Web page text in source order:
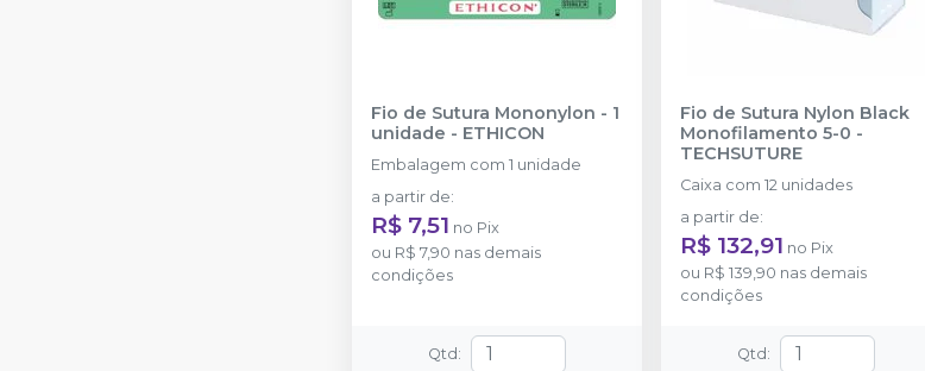
Fio de Sutura Mononylon - 1
unidade - ETHICON
Embalagem com 1 unidade
a partir de:
R$ 7,51 no Pix
ou R$ 7,90 nas demais
condições
Qtd :
Fio de Sutura Nylon Black
Monofilamento 5-0 -
TECHSUTURE
Caixa com 12 unidades
a partir de:
R$ 132,91 no Pix
ou R$ 139,90 nas demais
condições
Qtd :